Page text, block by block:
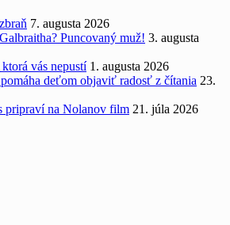
7. augusta 2026
Puncovaný muž! 3. augusta
vás nepustí 1. augusta 2026
deťom objaviť radosť z čítania 23.
pripraví na Nolanov film 21. júla 2026